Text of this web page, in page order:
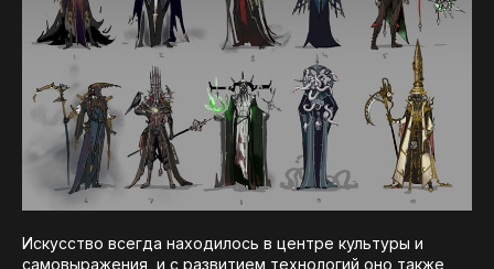
Искусство всегда находилось в центре культуры и
самовыражения, и с развитием технологий оно также